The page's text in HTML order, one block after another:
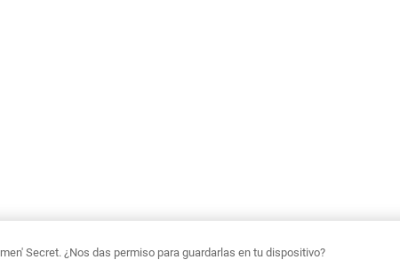
Secret. ¿Nos das permiso para guardarlas en tu dispositivo?